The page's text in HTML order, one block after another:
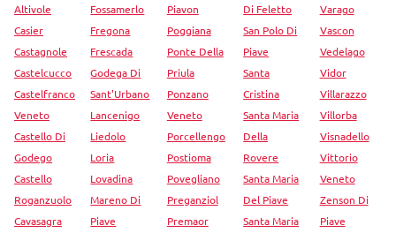
Altivole
Casier
Castagnole
Castelcucco
Castelfranco
Veneto
Castello Di
Godego
Castello
Roganzuolo
Cavasagra
Fossamerlo
Fregona
Frescada
Godega Di
Sant'Urbano
Lancenigo
Liedolo
Loria
Lovadina
Mareno Di
Piave
Piavon
Poggiana
Ponte Della
Priula
Ponzano
Veneto
Porcellengo
Postioma
Povegliano
Preganziol
Premaor
Di Feletto
San Polo Di
Piave
Santa
Cristina
Santa Maria
Della
Rovere
Santa Maria
Del Piave
Santa Maria
Varago
Vascon
Vedelago
Vidor
Villarazzo
Villorba
Visnadello
Vittorio
Veneto
Zenson Di
Piave